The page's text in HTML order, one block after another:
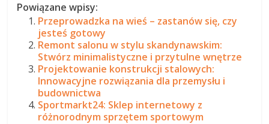
Powiązane wpisy:
Przeprowadzka na wieś – zastanów się, czy
jesteś gotowy
Remont salonu w stylu skandynawskim:
Stwórz minimalistyczne i przytulne wnętrze
Projektowanie konstrukcji stalowych:
Innowacyjne rozwiązania dla przemysłu i
budownictwa
Sportmarkt24: Sklep internetowy z
różnorodnym sprzętem sportowym